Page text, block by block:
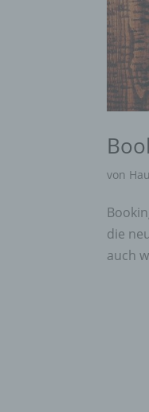
von
die
auch